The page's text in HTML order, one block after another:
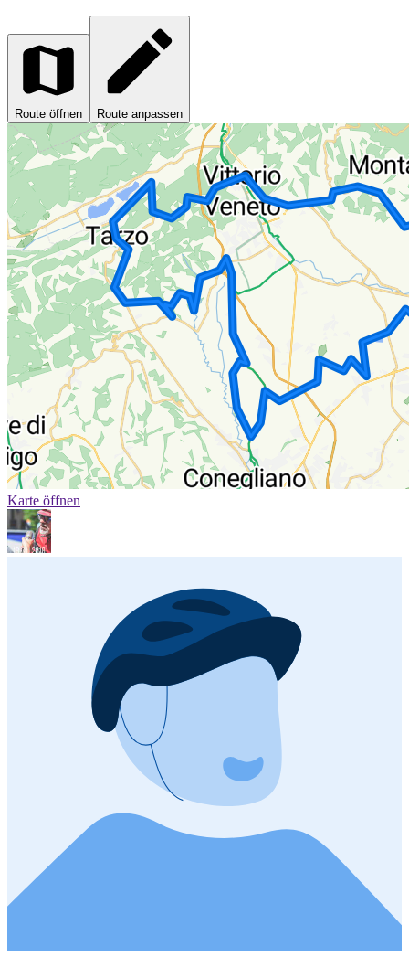
Route öffnen Route anpassen
Karte öffnen